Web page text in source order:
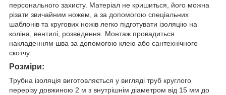
персонального захисту. Матеріал не кришиться, його можна
різати звичайним ножем, а за допомогою спеціальних
шаблонів та кругових ножів легко підготувати ізоляцію на
коліна, вентилі, розведення. Монтаж провадиться
накладенням шва за допомогою клею або сантехнічного
скотчу.
Розміри:
Трубна ізоляція виготовляється у вигляді труб круглого
перерізу довжиною 2 м з внутрішнім діаметром від 15 мм до